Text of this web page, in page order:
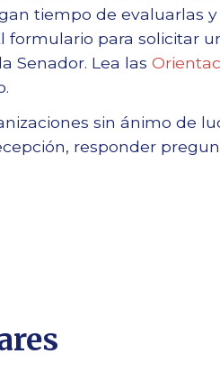
tiempo de evaluarlas y
formulario para solicitar
Senador. Lea las
sin ánimo de
responder